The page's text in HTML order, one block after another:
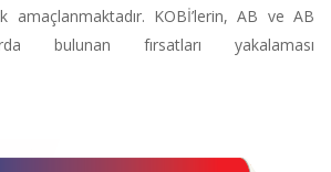
amaçlanmaktadır. KOBİ’lerin, AB ve AB
bulunan fırsatları yakalaması